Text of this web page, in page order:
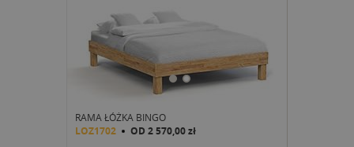
RAMA ŁÓŻKA BINGO
LOZ1702 OD 2 570,00 zł